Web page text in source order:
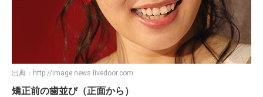
出典： http://image.news.livedoor.com
矯正前の歯並び（正面から）